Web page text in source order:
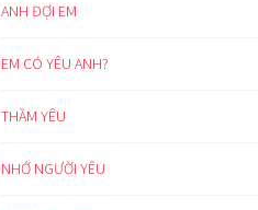
ANH ĐỢI EM
EM CÓ YÊU ANH?
THẦM YÊU
NHỚ NGƯỜI YÊU